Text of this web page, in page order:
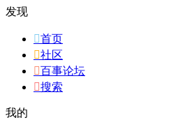
发现
首页
社区
百事论坛
搜索
我的